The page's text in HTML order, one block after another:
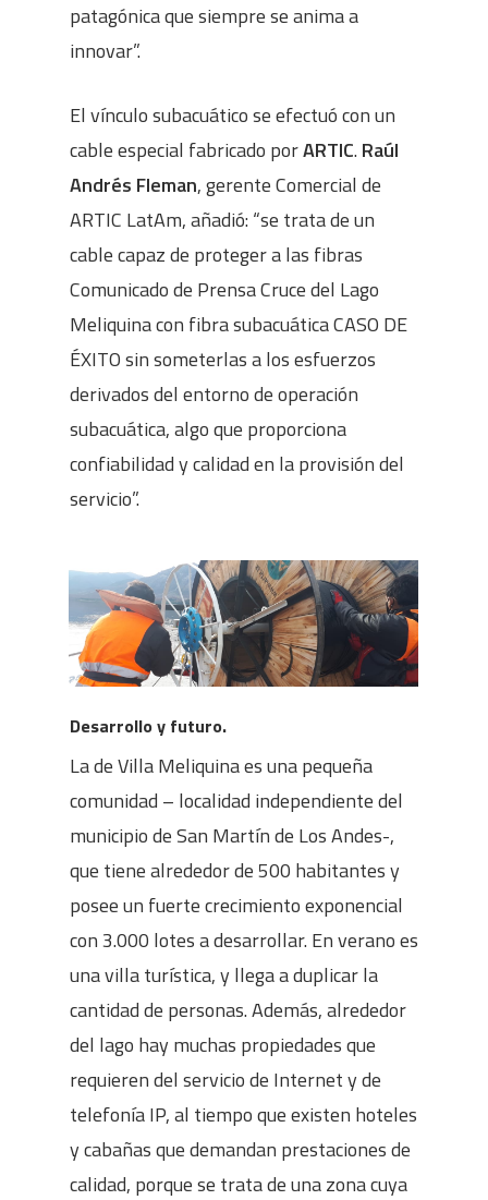
patagónica que siempre se anima a
innovar”.
El vínculo subacuático se efectuó con un
cable especial fabricado porARTIC. Raúl
Andrés Fleman, gerente Comercial de
ARTIC LatAm, añadió: “se trata de un
cable capaz de proteger a las fibras
Comunicado de Prensa Cruce del Lago
Meliquina con fibra subacuática CASO DE
ÉXITO sin someterlas a los esfuerzos
derivados del entorno de operación
subacuática, algo que proporciona
confiabilidad y calidad en la provisión del
servicio”.
Desarrollo y futuro.
La de Villa Meliquina es una pequeña
comunidad – localidad independiente del
municipio de San Martín de Los Andes-,
que tiene alrededor de 500 habitantes y
posee un fuerte crecimiento exponencial
con 3.000 lotes a desarrollar. En verano es
una villa turística, y llega a duplicar la
cantidad de personas. Además, alrededor
del lago hay muchas propiedades que
requieren del servicio de Internet y de
telefonía IP, al tiempo que existen hoteles
y cabañas que demandan prestaciones de
calidad, porque se trata de una zona cuya